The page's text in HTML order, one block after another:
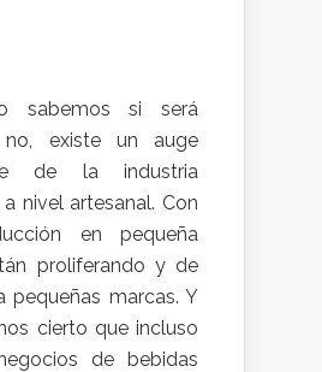
sabemos si será
existe un auge
de la industria
nivel artesanal. Con
en pequeña
proliferando y de
pequeñas marcas. Y
cierto que incluso
de bebidas